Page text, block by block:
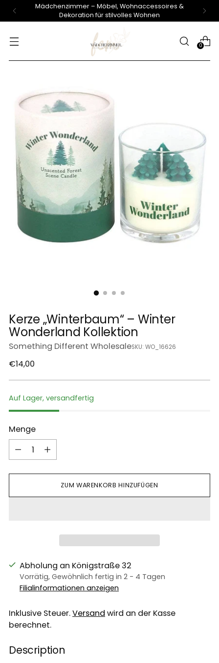
Mädchenzimmer – Möbel, Wohnaccessoires &
Dekoration für stilvolles Wohnen
0
Kerze „Winterbaum“ – Winter
Wonderland Kollektion
Something Different WholesaleSKU: WO_16626
Regulärer
€14,00
Auf Lager, versandfertig
Menge
Menge
ZUM WARENKORB HINZUFÜGEN
Abholung an Königstraße 32
Vorrätig, Gewöhnlich fertig in 2 - 4 Tagen
Filialinformationen anzeigen
Inklusive Steuer.Versand wird an der Kasse
berechnet.
Description